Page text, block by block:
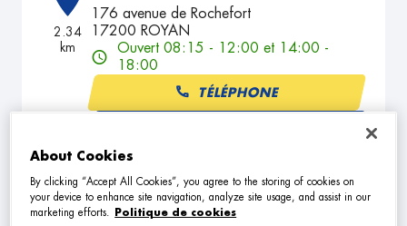
2.34
km
176 avenue de Rochefort
17200 ROYAN
Ouvert 08:15 - 12:00 et 14:00 -
18:00
TÉLÉPHONE
2 GTA SERVICES
About Cookies
By clicking “Accept All Cookies”, you agree to the storing of cookies on
your device to enhance site navigation, analyze site usage, and assist in our
marketing efforts.
Politique de cookies